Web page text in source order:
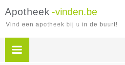
Apotheek -vinden.be
Vind een apotheek bij u in de buurt!